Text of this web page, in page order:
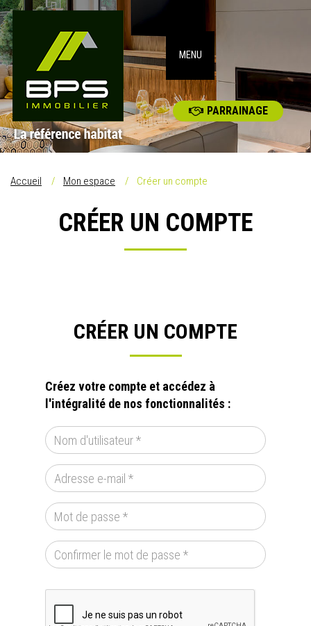
MENU
PARRAINAGE
Accueil Mon espace Créer un compte
CRÉER UN COMPTE
CRÉER UN COMPTE
Créez votre compte et accédez à
l'intégralité de nos fonctionnalités :